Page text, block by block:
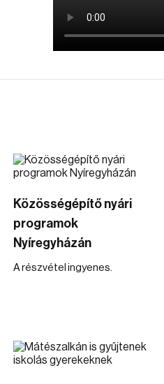
Közösségépítő nyári
programok
Nyíregyházán
A részvétel ingyenes.